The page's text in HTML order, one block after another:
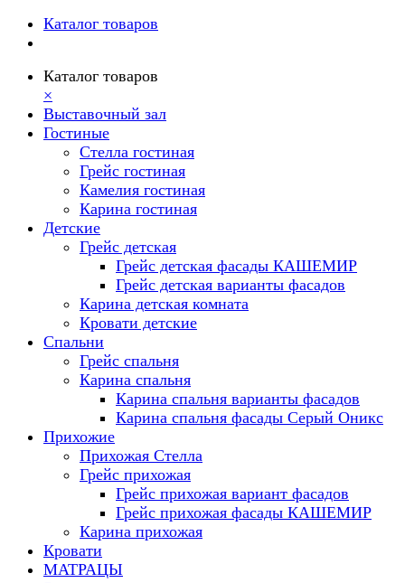
Каталог товаров
Каталог товаров
×
Выставочный зал
Гостиные
Стелла гостиная
Грейс гостиная
Камелия гостиная
Карина гостиная
Детские
Грейс детская
Грейс детская фасады КАШЕМИР
Грейс детская варианты фасадов
Карина детская комната
Кровати детские
Спальни
Грейс спальня
Карина спальня
Карина спальня варианты фасадов
Карина спальня фасады Серый Оникс
Прихожие
Прихожая Стелла
Грейс прихожая
Грейс прихожая вариант фасадов
Грейс прихожая фасады КАШЕМИР
Карина прихожая
Кровати
МАТРАЦЫ